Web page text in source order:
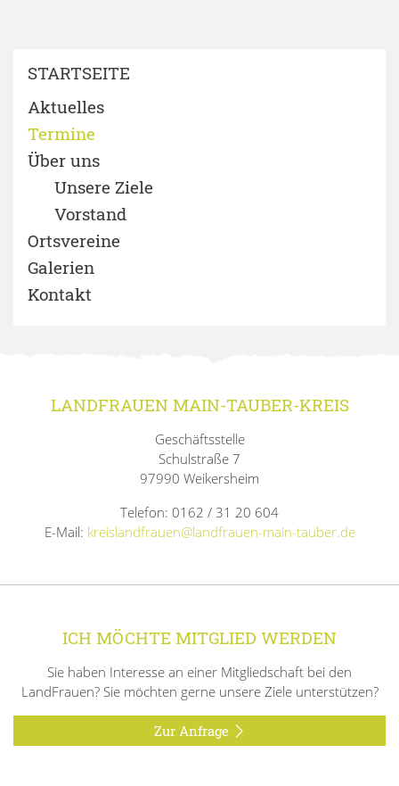
STARTSEITE
Aktuelles
Termine
Über uns
Unsere Ziele
Vorstand
Ortsvereine
Galerien
Kontakt
LANDFRAUEN MAIN-TAUBER-KREIS
Geschäftsstelle
Schulstraße 7
97990 Weikersheim
Telefon: 0162 / 31 20 604
E-Mail: kreislandfrauen@landfrauen-main-tauber.de
ICH MÖCHTE MITGLIED WERDEN
Sie haben Interesse an einer Mitgliedschaft bei den
LandFrauen? Sie möchten gerne unsere Ziele unterstützen?
Zur Anfrage